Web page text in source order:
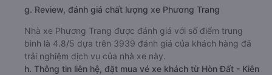
g. Review, đánh giá chất lượng xe Phương Trang
Nhà xe Phương Trang được đánh giá với số điểm trung
bình là 4.8/5 dựa trên 3939 đánh giá của khách hàng đã
trải nghiệm dịch vụ của nhà xe này.
h. Thông tin liên hệ, đặt mua vé xe khách từ Hòn Đất - Kiên